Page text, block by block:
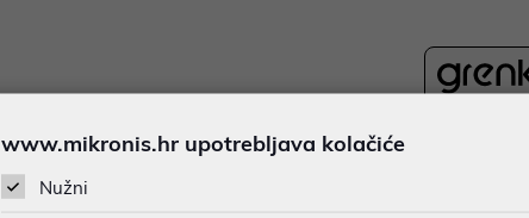
www.mikronis.hr upotrebljava kolačiće
Nužni